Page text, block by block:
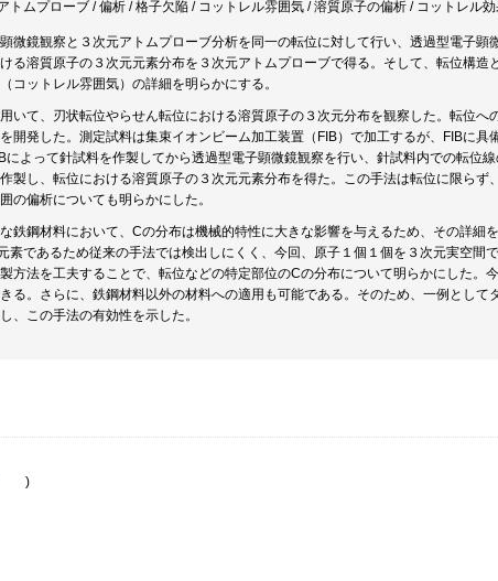
トムプローブ / 偏析 / 格子欠陥 / コットレル雰囲気 / 溶質原子の偏析 / コットレル
微鏡観察と３次元アトムプローブ分析を同一の転位に対して行い、透過型電子顕
る溶質原子の３次元元素分布を３次元アトムプローブで得る。そして、転位構造
コットレル雰囲気）の詳細を明らかにする。
いて、刃状転位やらせん転位における溶質原子の３次元分布を観察した。転位へ
開発した。測定試料は集束イオンビーム加工装置（FIB）で加工するが、FIBに具
によって針試料を作製してから透過型電子顕微鏡観察を行い、針試料内での転位
製し、転位における溶質原子の３次元元素分布を得た。この手法は転位に限らず
の偏析についても明らかにした。
鉄鋼材料において、Cの分布は機械的特性に大きな影響を与えるため、その詳細
素であるため従来の手法では検出しにくく、今回、原子１個１個を３次元実空間
方法を工夫することで、転位などの特定部位のCの分布について明らかにした。
る。さらに、鉄鋼材料以外の材料への適用も可能である。そのため、一例として
、この手法の有効性を示した。
)